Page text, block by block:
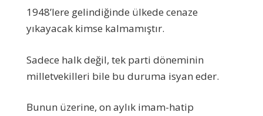
1948’lere gelindiğinde ülkede cenaze
yıkayacak kimse kalmamıştır.
Sadece halk değil, tek parti döneminin
milletvekilleri bile bu duruma isyan eder.
Bunun üzerine, on aylık imam-hatip